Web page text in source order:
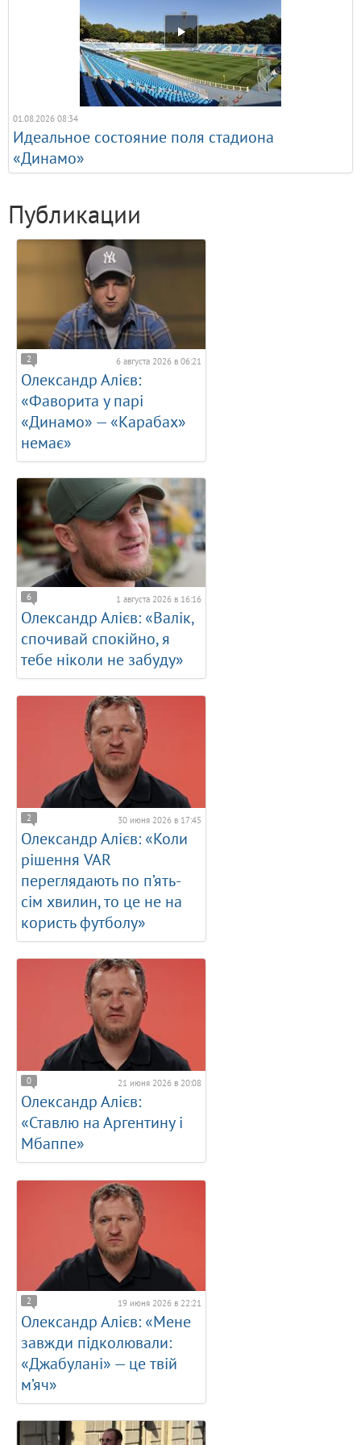
01.08.2026 08:34
Идеальное состояние поля стадиона
«Динамо»
Публикации
2 6 августа 2026 в 06:21
Олександр Алієв:
«Фаворита у парі
«Динамо» — «Карабах»
немає»
6 1 августа 2026 в 16:16
Олександр Алієв: «Валік,
спочивай спокійно, я
тебе ніколи не забуду»
2 30 июня 2026 в 17:45
Олександр Алієв: «Коли
рішення VAR
переглядають по п’ять-
сім хвилин, то це не на
користь футболу»
0 21 июня 2026 в 20:08
Олександр Алієв:
«Ставлю на Аргентину і
Мбаппе»
2 19 июня 2026 в 22:21
Олександр Алієв: «Мене
завжди підколювали:
«Джабулані» — це твій
м’яч»